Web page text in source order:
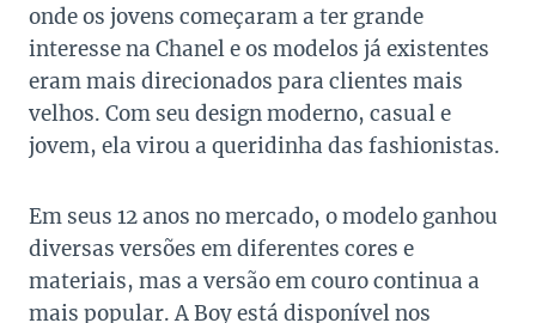
onde os jovens começaram a ter grande
interesse na Chanel e os modelos já existentes
eram mais direcionados para clientes mais
velhos. Com seu design moderno, casual e
jovem, ela virou a queridinha das fashionistas.
Em seus 12 anos no mercado, o modelo ganhou
diversas versões em diferentes cores e
materiais, mas a versão em couro continua a
mais popular. A Boy está disponível nos